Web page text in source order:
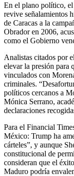
En el plano político,
revive señalamientos
de Caracas a la
Obrador en 2006,
como el Gobierno
Analistas citados por
elevar la presión para
vinculados con
criminales.
políticos cercanos a
Mónica Serrano,
declaraciones
Para el Financial
México: Trump ha
cárteles”, y aunque
constitucional de
consideran que el
Maduro podría